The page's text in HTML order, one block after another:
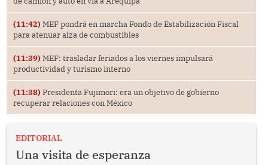
(11:42) MEF pondrá en marcha Fondo de Estabilización Fiscal
para atenuar alza de combustibles
(11:39) MEF: trasladar feriados a los viernes impulsará
productividad y turismo interno
(11:38) Presidenta Fujimori: era un objetivo de gobierno
recuperar relaciones con México
EDITORIAL
Una visita de esperanza